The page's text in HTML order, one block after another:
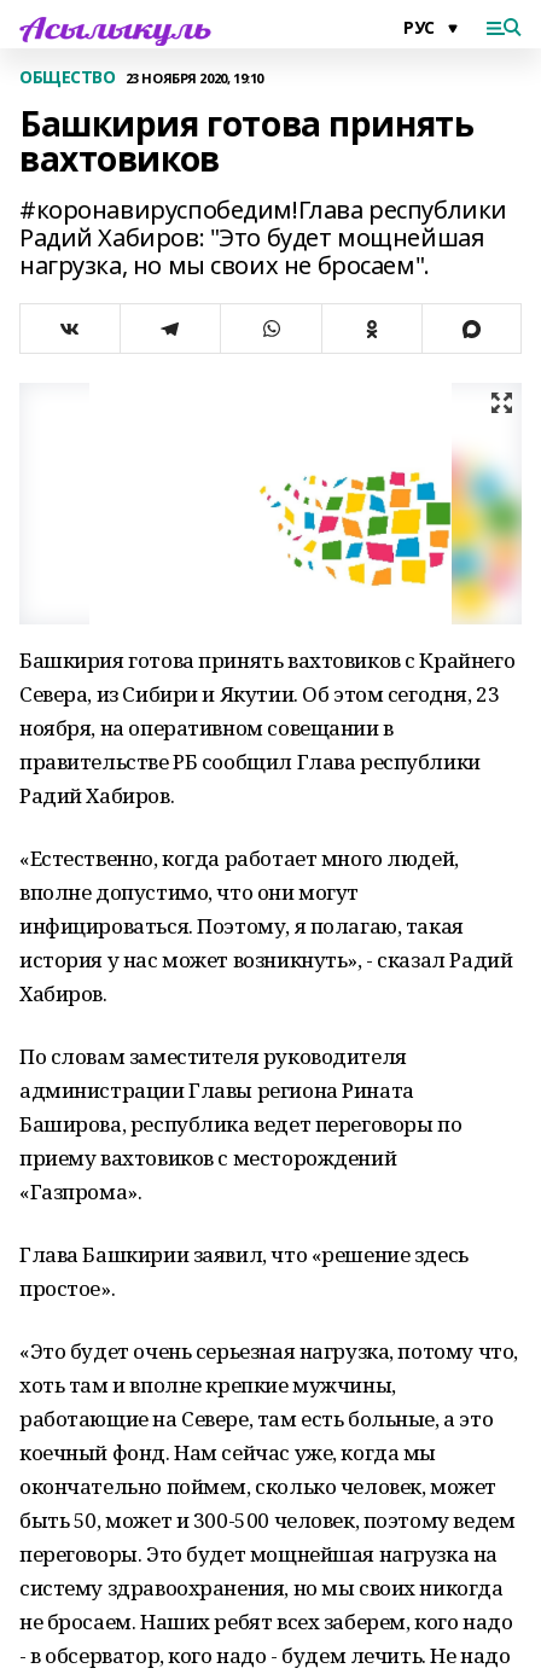
ОБЩЕСТВО 23 НОЯБРЯ 2020, 19:10
Башкирия готова принять
вахтовиков
#коронавируспобедим!Глава республики
Радий Хабиров: "Это будет мощнейшая
нагрузка, но мы своих не бросаем".
Башкирия готова принять вахтовиков с Крайнего
Севера, из Сибири и Якутии. Об этом сегодня, 23
ноября, на оперативном совещании в
правительстве РБ сообщил Глава республики
Радий Хабиров.
«Естественно, когда работает много людей,
вполне допустимо, что они могут
инфицироваться. Поэтому, я полагаю, такая
история у нас может возникнуть», - сказал Радий
Хабиров.
По словам заместителя руководителя
администрации Главы региона Рината
Баширова, республика ведет переговоры по
приему вахтовиков с месторождений
«Газпрома».
Глава Башкирии заявил, что «решение здесь
простое».
«Это будет очень серьезная нагрузка, потому что,
хоть там и вполне крепкие мужчины,
работающие на Севере, там есть больные, а это
коечный фонд. Нам сейчас уже, когда мы
окончательно поймем, сколько человек, может
быть 50, может и 300-500 человек, поэтому ведем
переговоры. Это будет мощнейшая нагрузка на
систему здравоохранения, но мы своих никогда
не бросаем. Наших ребят всех заберем, кого надо
- в обсерватор, кого надо - будем лечить. Не надо